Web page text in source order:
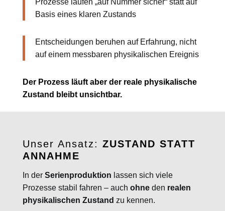
Basis eines klaren Zustands
Entscheidungen beruhen auf Erfahrung, nicht
auf einem messbaren physikalischen Ereignis
Der Prozess läuft aber der reale physikalische
Zustand bleibt unsichtbar.
Unser Ansatz: ZUSTAND STATT
ANNAHME
In der Serienproduktion lassen sich viele
Prozesse stabil fahren – auch ohneden realen
physikalischen Zustand zu kennen.